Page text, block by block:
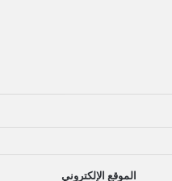
الموقع الإلكتروني